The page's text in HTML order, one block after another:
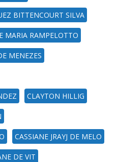
BITTENCOURT SILVA
MARIA RAMPELOTTO
MENEZES
CLAYTON HILLIG
CASSIANE JRAYJ DE MELO
DE VIT